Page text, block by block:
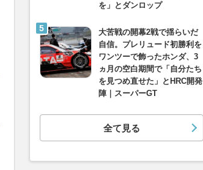
を」とダンロップ
大苦戦の開幕2戦で揺らいだ
自信。プレリュード初勝利を
ワンツーで飾ったホンダ、3
ヵ月の空白期間で「自分たち
を見つめ直せた」とHRC開発
陣｜スーパーGT
全て見る